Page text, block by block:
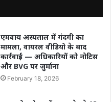
एमवाय अस्पताल में गंदगी का
मामला, वायरल वीडियो के बाद
कार्रवाई — अधिकारियों को नोटिस
और BVG पर जुर्माना
February 18, 2026